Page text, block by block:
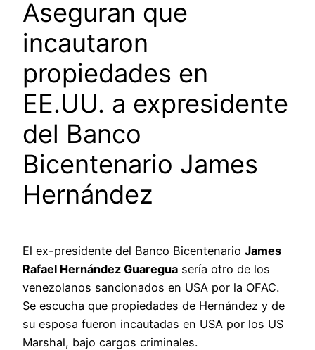
Aseguran que
incautaron
propiedades en
EE.UU. a expresidente
del Banco
Bicentenario James
Hernández
El ex-presidente del Banco Bicentenario James
Rafael Hernández Guaregua sería otro de los
venezolanos sancionados en USA por la OFAC.
Se escucha que propiedades de Hernández y de
su esposa fueron incautadas en USA por los US
Marshal, bajo cargos criminales.